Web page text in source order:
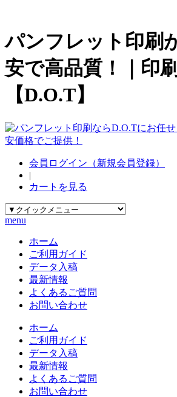
パンフレット印刷
安で高品質！｜印
【D.O.T】
会員ログイン（新規会員登録）
|
カートを見る
menu
ホーム
ご利用ガイド
データ入稿
最新情報
よくあるご質問
お問い合わせ
ホーム
ご利用ガイド
データ入稿
最新情報
よくあるご質問
お問い合わせ